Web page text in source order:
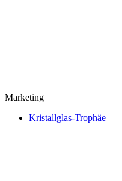
Marketing
Kristallglas-Trophäe